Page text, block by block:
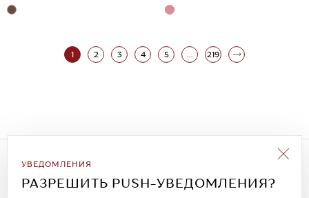
1 2 3 4 5 ... 219
УВЕДОМЛЕНИЯ
РАЗРЕШИТЬ PUSH-УВЕДОМЛЕНИЯ?
Подписаться на рассылку
Всегда будьте в курсе новых акций и
спецпредложений!